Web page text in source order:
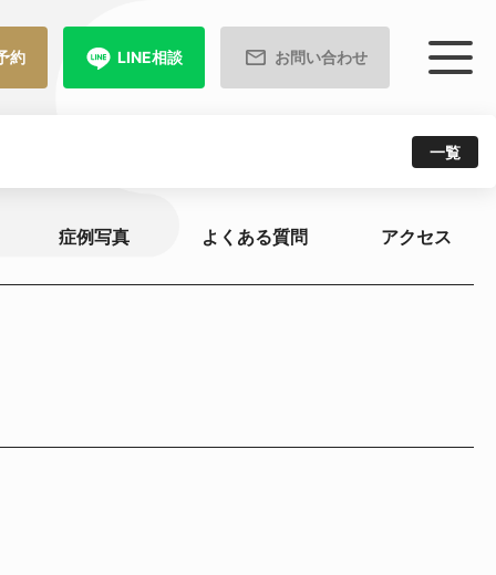
約 LINE相談 お問い合わせ
一覧
症例写真 よくある質問 アクセス